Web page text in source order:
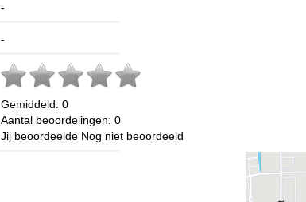
-
-
Gemiddeld:0
Aantal beoordelingen:0
Jij beoordeelde Nog niet beoordeeld